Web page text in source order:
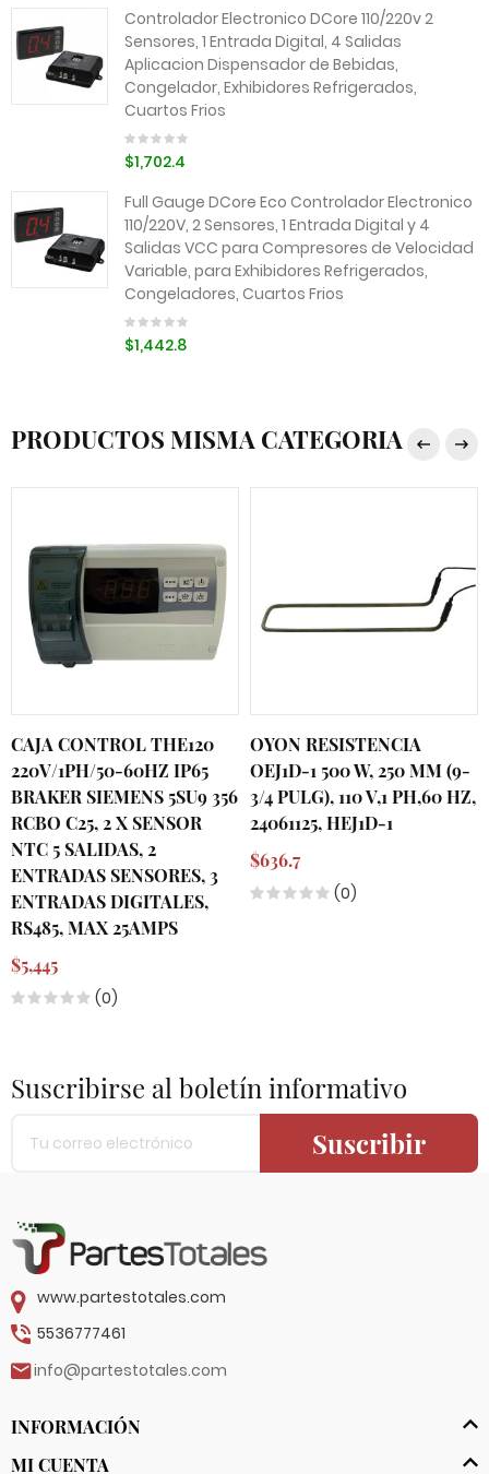
Controlador Electronico DCore 110/220v 2
Sensores, 1 Entrada Digital, 4 Salidas
Aplicacion Dispensador de Bebidas,
Congelador, Exhibidores Refrigerados,
Cuartos Frios
$1,702.4
Full Gauge DCore Eco Controlador Electronico
110/220V, 2 Sensores, 1 Entrada Digital y 4
Salidas VCC para Compresores de Velocidad
Variable, para Exhibidores Refrigerados,
Congeladores, Cuartos Frios
$1,442.8
PRODUCTOS MISMA CATEGORIA
CAJA CONTROL THE120
220V/1PH/50-60HZ IP65
BRAKER SIEMENS 5SU9 356
RCBO C25, 2 X SENSOR
NTC 5 SALIDAS, 2
ENTRADAS SENSORES, 3
ENTRADAS DIGITALES,
RS485, MAX 25AMPS
$5,445
(0)
OYON RESISTENCIA
OEJ1D-1 500 W, 250 MM (9-
3/4 PULG), 110 V,1 PH,60 HZ,
24061125, HEJ1D-1
$636.7
(0)
Suscribirse al boletín informativo
Suscribir
www.partestotales.com
5536777461
info@partestotales.com
INFORMACIÓN
MI CUENTA